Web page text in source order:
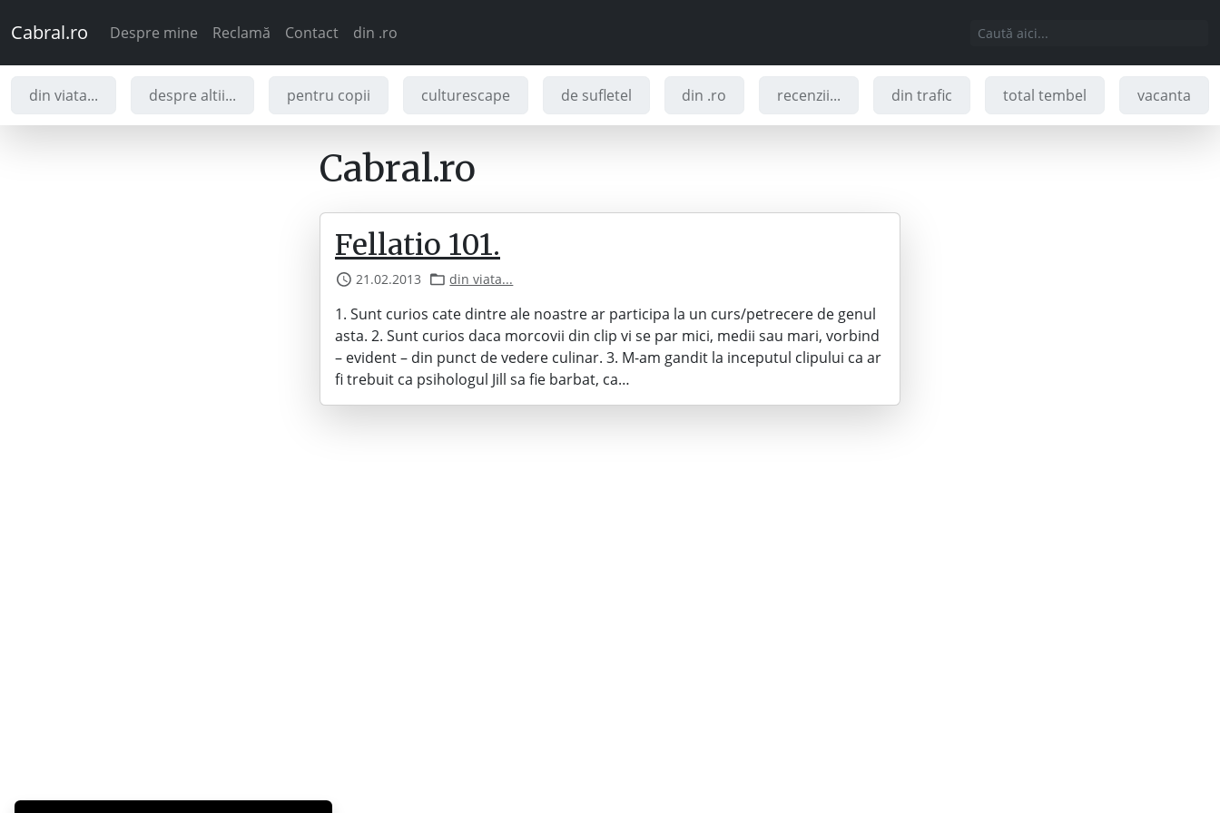
Cabral.ro Despre mine Reclamă Contact din .ro
din viata... despre altii... pentru copii culturescape de sufletel din .ro recenzii... din trafic total tembel vacanta
Cabral.ro
Fellatio 101.
21.02.2013 din viata...
1. Sunt curios cate dintre ale noastre ar participa la un curs/petrecere de genul
asta. 2. Sunt curios daca morcovii din clip vi se par mici, medii sau mari, vorbind
– evident – din punct de vedere culinar. 3. M-am gandit la inceputul clipului ca ar
fi trebuit ca psihologul Jill sa fie barbat, ca…